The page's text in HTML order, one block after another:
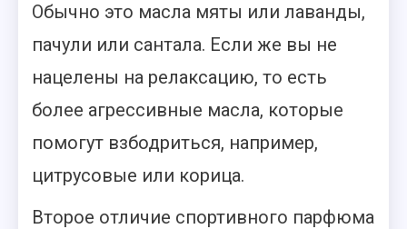
Обычно это масла мяты или лаванды,
пачули или сантала. Если же вы не
нацелены на релаксацию, то есть
более агрессивные масла, которые
помогут взбодриться, например,
цитрусовые или корица.
Второе отличие спортивного парфюма